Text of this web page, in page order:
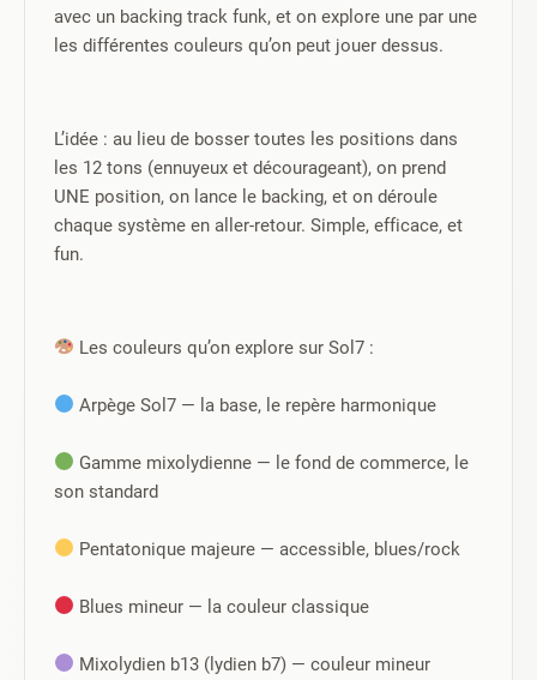
avec un backing track funk, et on explore une par une
les différentes couleurs qu’on peut jouer dessus.
L’idée : au lieu de bosser toutes les positions dans
les 12 tons (ennuyeux et décourageant), on prend
UNE position, on lance le backing, et on déroule
chaque système en aller-retour. Simple, efficace, et
fun.
Les couleurs qu’on explore sur Sol7 :
Arpège Sol7 — la base, le repère harmonique
Gamme mixolydienne — le fond de commerce, le
son standard
Pentatonique majeure — accessible, blues/rock
Blues mineur — la couleur classique
Mixolydien b13 (lydien b7) — couleur mineur